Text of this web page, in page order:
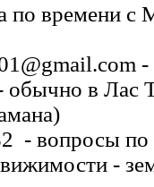
по времени
-
в Лас
- вопросы по
-